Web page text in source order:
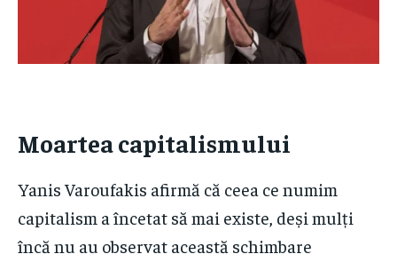
Moartea capitalismului
Yanis Varoufakis afirmă că ceea ce numim
capitalism a încetat să mai existe, deși mulți
încă nu au observat această schimbare